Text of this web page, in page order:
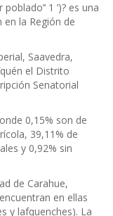
1 ’)? es una
en la Región de
Saavedra,
el Distrito
Senatorial
0,15% son de
39,11% de
y 0,92% sin
de Carahue,
en ellas
y lafquenches). La